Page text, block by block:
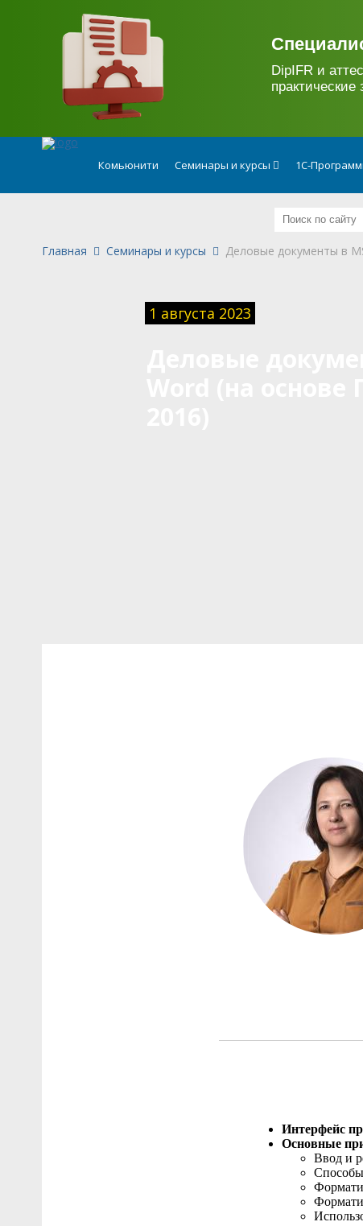
DipIFR и
практические
Комьюнити Семинары и курсы 1С-
Главная Семинары и курсы Деловые документы в
1 августа 2023